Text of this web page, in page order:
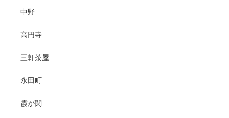
中野
高円寺
三軒茶屋
永田町
霞が関